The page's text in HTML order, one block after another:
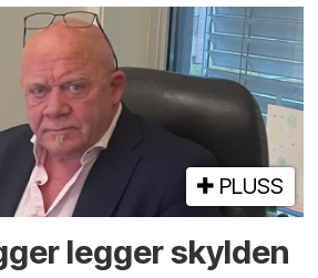
PLUSS
legger skylden